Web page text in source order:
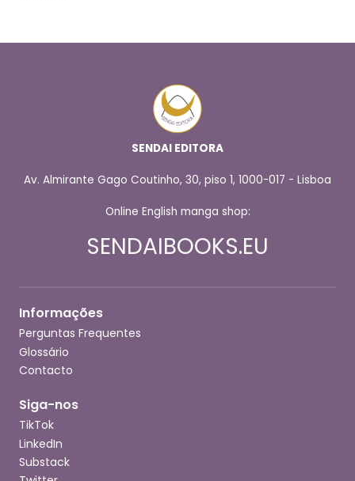
SENDAI EDITORA
Av. Almirante Gago Coutinho, 30, piso 1, 1000-017 - Lisboa
Online English manga shop:
SENDAIBOOKS.EU
Informações
Perguntas Frequentes
Glossário
Contacto
Siga-nos
TikTok
LinkedIn
Substack